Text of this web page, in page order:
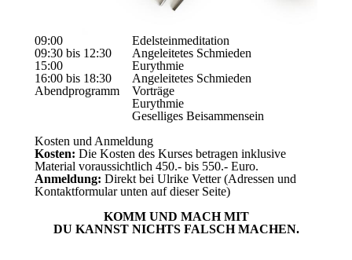
09:00
Edelsteinmeditation
09:30 bis 12:30
Angeleitetes Schmieden
15:00
Eurythmie
16:00 bis 18:30
Angeleitetes Schmieden
Abendprogramm
Vorträge
Eurythmie
Geselliges Beisammensein
Kosten und Anmeldung
Kosten: Die Kosten des Kurses betragen inklusive
Material voraussichtlich 450.- bis 550.- Euro.
Anmeldung: Direkt bei Ulrike Vetter (Adressen und
Kontaktformular unten auf dieser Seite)
KOMM UND MACH MIT
DU KANNST NICHTS FALSCH MACHEN.